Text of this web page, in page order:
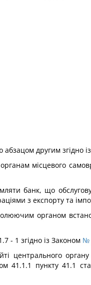
абзацом другим згідно
місцевого
банк, що
з експорту та
органом
- 1 згідно із Законом №
центрального
41.1.1 пункту 41.1